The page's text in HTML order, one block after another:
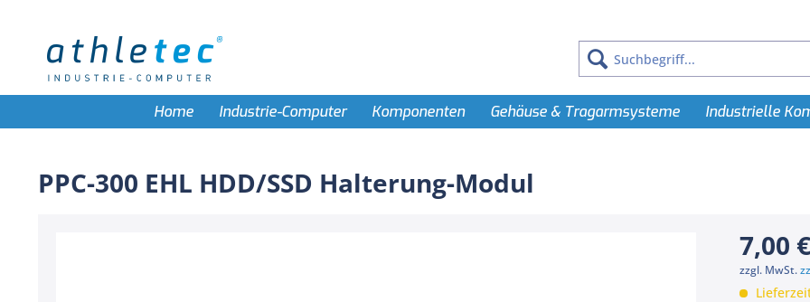
Home Industrie-Computer Komponenten Gehäuse & Tragarmsysteme Industrielle
PPC-300 EHL HDD/SSD Halterung-Modul
7,00
zzgl. MwSt.